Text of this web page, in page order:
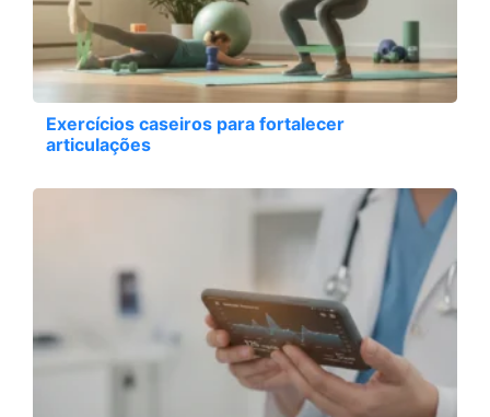
Exercícios caseiros para fortalecer
articulações